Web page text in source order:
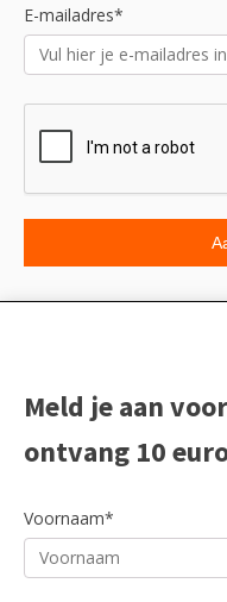
E-mailadres*
Meld je aan
ontvang 10
Voornaam*